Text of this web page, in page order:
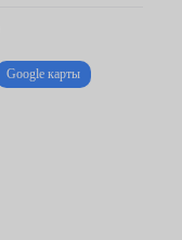
Google карты